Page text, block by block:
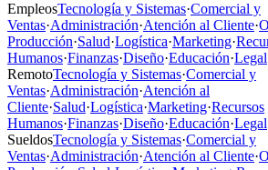
EmpleosTecnología y Sistemas·Comercial y
Ventas·Administración·Atención al Cliente·
Producción·Salud·Logística·Marketing·
Humanos·Finanzas·Diseño·Educación·Legal
RemotoTecnología y Sistemas·Comercial y
Ventas·Administración·Atención al
Cliente·Salud·Logística·Marketing·Recursos
Humanos·Finanzas·Diseño·Educación·Legal
SueldosTecnología y Sistemas·Comercial y
Ventas·Administración·Atención al Cliente·